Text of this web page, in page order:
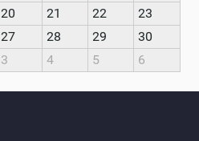
20 21 22
23
27 28 29
30
3 4 5 6